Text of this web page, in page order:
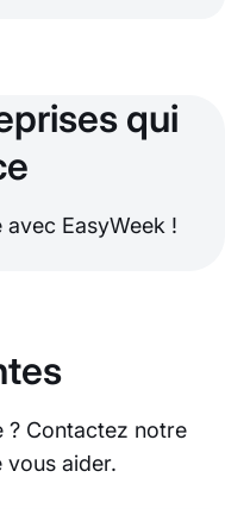
qui
EasyWeek !
? Contactez notre
vous aider.